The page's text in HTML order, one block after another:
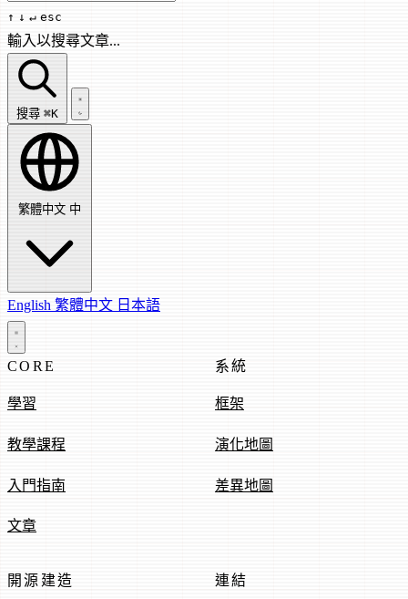
↑ ↓ ↵ esc
輸入以搜尋文章...
搜尋文章...
搜尋 ⌘K
繁體中文 中
English 繁體中文 日本語
CORE
學習
教學課程
入門指南
文章
系統
框架
演化地圖
差異地圖
開源建造 連結